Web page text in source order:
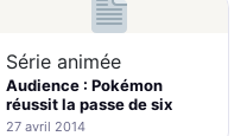
Série animée
Audience : Pokémon
réussit la passe de six
27 avril 2014